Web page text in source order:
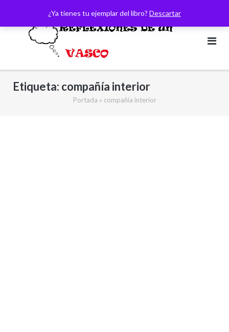
¿Ya tienes tu ejemplar del libro? Descartar
contenido
Etiqueta: compañía interior
Portada » compañía interior